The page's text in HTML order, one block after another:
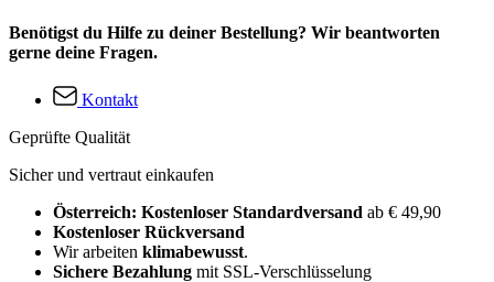
Benötigst du Hilfe zu deiner Bestellung? Wir beantworten
gerne deine Fragen.
Kontakt
Geprüfte Qualität
Sicher und vertraut einkaufen
Österreich: Kostenloser Standardversand ab € 49,90
Kostenloser Rückversand
Wir arbeiten klimabewusst.
Sichere Bezahlung mit SSL-Verschlüsselung